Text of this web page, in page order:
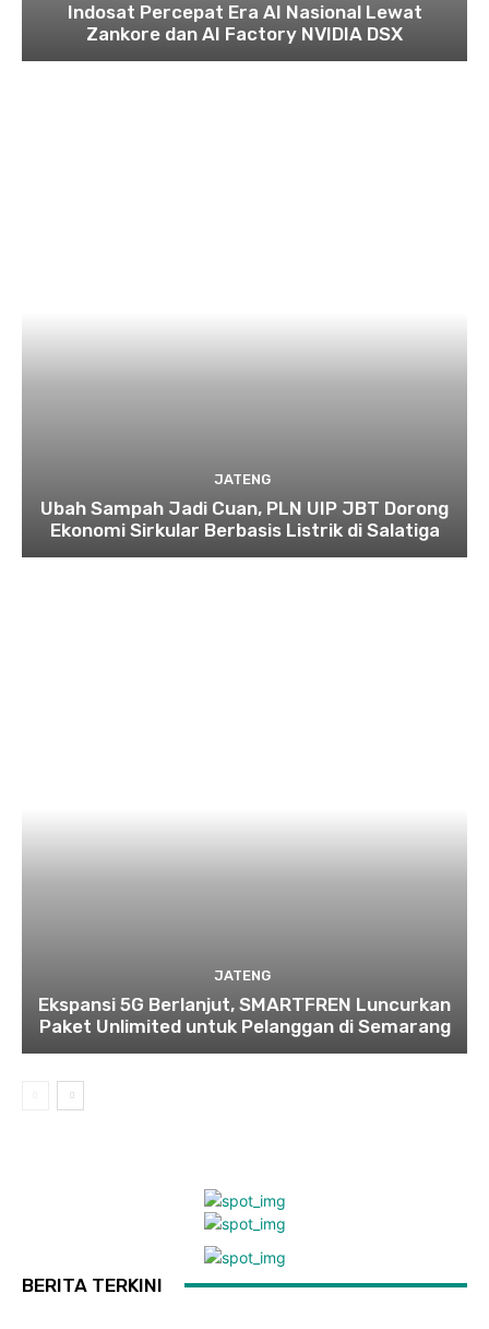
Indosat Percepat Era AI Nasional Lewat
Zankore dan AI Factory NVIDIA DSX
JATENG
Ubah Sampah Jadi Cuan, PLN UIP JBT Dorong
Ekonomi Sirkular Berbasis Listrik di Salatiga
JATENG
Ekspansi 5G Berlanjut, SMARTFREN Luncurkan
Paket Unlimited untuk Pelanggan di Semarang
BERITA TERKINI